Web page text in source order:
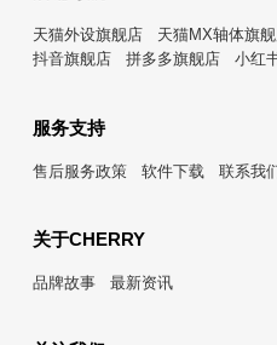
天猫外设旗舰店 天猫MX轴体旗
抖音旗舰店
拼多多旗舰店 小红
服务支持
售后服务政策 软件下载 联系我
关于CHERRY
品牌故事 最新资讯